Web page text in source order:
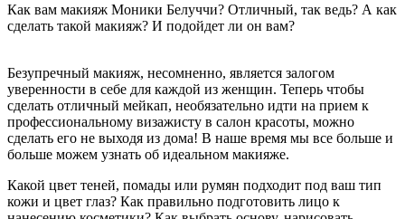
Как вам макияж Моники Белуччи? Отличный, так ведь? А как
сделать такой макияж? И подойдет ли он вам?
Безупречный макияж, несомненно, является залогом
уверенности в себе для каждой из женщин. Теперь чтобы
сделать отличный мейкап, необязательно идти на прием к
профессиональному визажисту в салон красоты, можно
сделать его не выходя из дома! В наше время мы все больше и
больше можем узнать об идеальном макияже.
Какой цвет теней, помады или румян подходит под ваш тип
кожи и цвет глаз? Как правильно подготовить лицо к